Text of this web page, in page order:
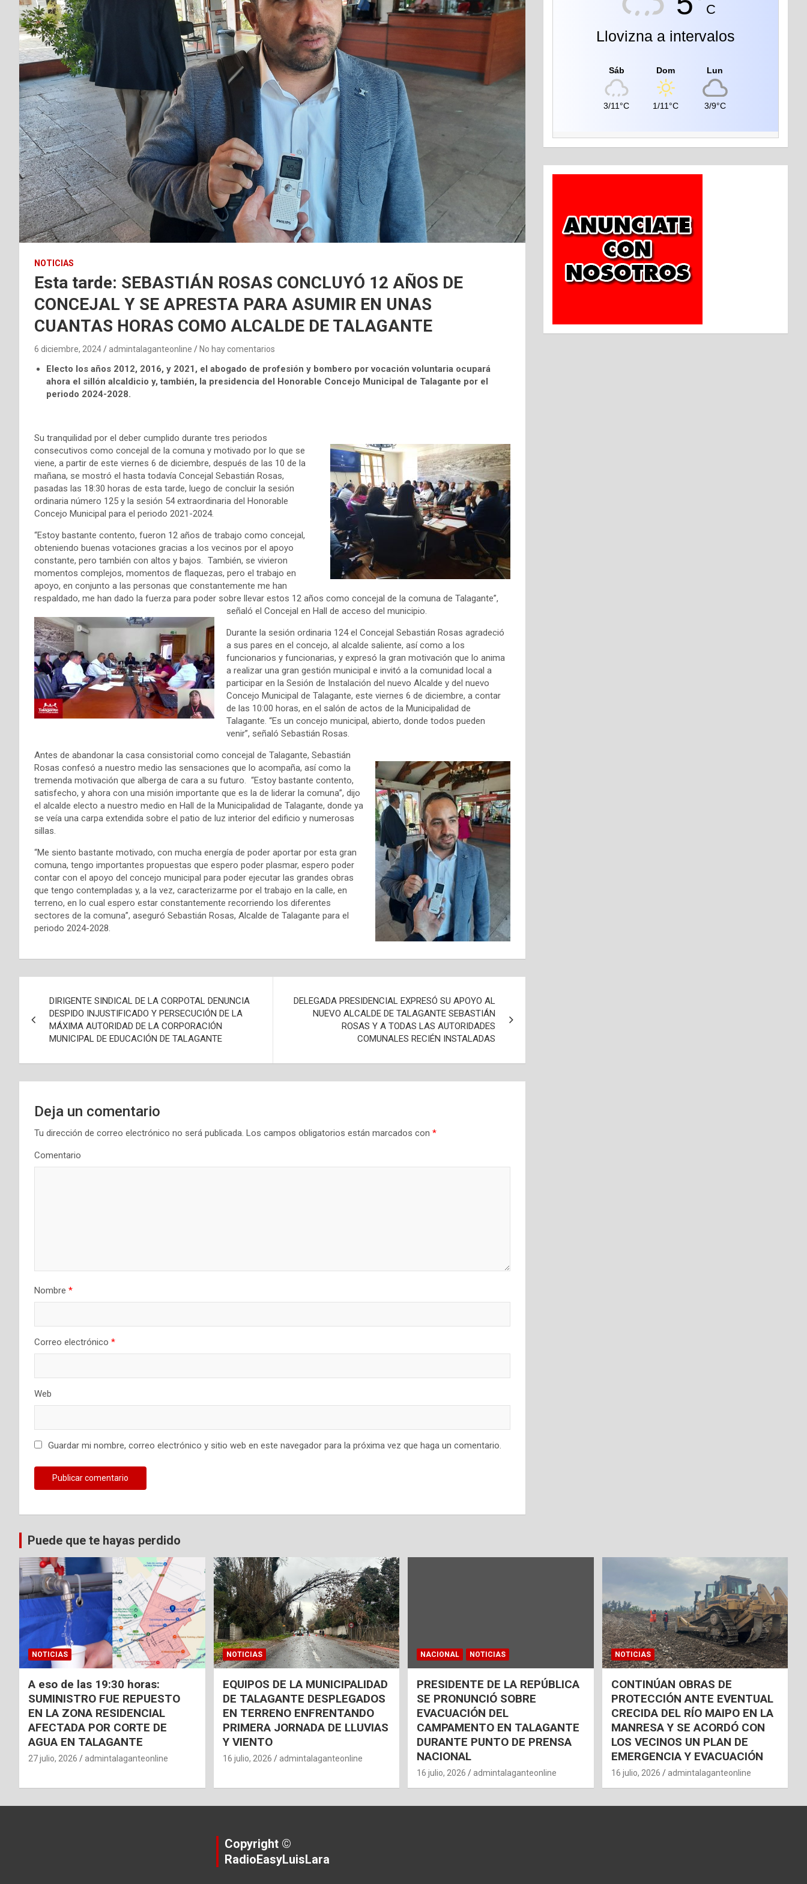
NOTICIAS
Esta tarde: SEBASTIÁN ROSAS CONCLUYÓ 12 AÑOS DE
CONCEJAL Y SE APRESTA PARA ASUMIR EN UNAS
CUANTAS HORAS COMO ALCALDE DE TALAGANTE
6 diciembre, 2024 admintalaganteonline No hay comentarios
Electo los años 2012, 2016, y 2021, el abogado de profesión y bombero por vocación voluntaria ocupará
ahora el sillón alcaldicio y, también, la presidencia del Honorable Concejo Municipal de Talagante por el
periodo 2024-2028.
Su tranquilidad por el deber cumplido durante tres periodos
consecutivos como concejal de la comuna y motivado por lo que se
viene, a partir de este viernes 6 de diciembre, después de las 10 de la
mañana, se mostró el hasta todavía Concejal Sebastián Rosas,
pasadas las 18:30 horas de esta tarde, luego de concluir la sesión
ordinaria número 125 y la sesión 54 extraordinaria del Honorable
Concejo Municipal para el periodo 2021-2024.
“Estoy bastante contento, fueron 12 años de trabajo como concejal,
obteniendo buenas votaciones gracias a los vecinos por el apoyo
constante, pero también con altos y bajos. También, se vivieron
momentos complejos, momentos de flaquezas, pero el trabajo en
apoyo, en conjunto a las personas que constantemente me han
respaldado, me han dado la fuerza para poder sobre llevar estos 12 años como concejal de la comuna de Talagante”,
señaló el Concejal en Hall de acceso del municipio.
Durante la sesión ordinaria 124 el Concejal Sebastián Rosas agradeció
a sus pares en el concejo, al alcalde saliente, así como a los
funcionarios y funcionarias, y expresó la gran motivación que lo anima
a realizar una gran gestión municipal e invitó a la comunidad local a
participar en la Sesión de Instalación del nuevo Alcalde y del nuevo
Concejo Municipal de Talagante, este viernes 6 de diciembre, a contar
de las 10:00 horas, en el salón de actos de la Municipalidad de
Talagante. “Es un concejo municipal, abierto, donde todos pueden
venir”, señaló Sebastián Rosas.
Antes de abandonar la casa consistorial como concejal de Talagante, Sebastián
Rosas confesó a nuestro medio las sensaciones que lo acompaña, así como la
tremenda motivación que alberga de cara a su futuro. “Estoy bastante contento,
satisfecho, y ahora con una misión importante que es la de liderar la comuna”, dijo
el alcalde electo a nuestro medio en Hall de la Municipalidad de Talagante, donde ya
se veía una carpa extendida sobre el patio de luz interior del edificio y numerosas
sillas.
“Me siento bastante motivado, con mucha energía de poder aportar por esta gran
comuna, tengo importantes propuestas que espero poder plasmar, espero poder
contar con el apoyo del concejo municipal para poder ejecutar las grandes obras
que tengo contempladas y, a la vez, caracterizarme por el trabajo en la calle, en
terreno, en lo cual espero estar constantemente recorriendo los diferentes
sectores de la comuna”, aseguró Sebastián Rosas, Alcalde de Talagante para el
periodo 2024-2028.
e
g
DIRIGENTE SINDICAL DE LA CORPOTAL DENUNCIA
DESPIDO INJUSTIFICADO Y PERSECUCIÓN DE LA
MÁXIMA AUTORIDAD DE LA CORPORACIÓN
MUNICIPAL DE EDUCACIÓN DE TALAGANTE
DELEGADA PRESIDENCIAL EXPRESÓ SU APOYO AL
NUEVO ALCALDE DE TALAGANTE SEBASTIÁN
ROSAS Y A TODAS LAS AUTORIDADES
COMUNALES RECIÉN INSTALADAS
Deja un comentario
Tu dirección de correo electrónico no será publicada. Los campos obligatorios están marcados con *
Comentario
Nombre *
Correo electrónico *
Web
Guardar mi nombre, correo electrónico y sitio web en este navegador para la próxima vez que haga un comentario.
C
Llovizna a intervalos
Sáb
3/11°C
Dom
1/11°C
Lun
3/9°C
Puede que te hayas perdido
NOTICIAS
A eso de las 19:30 horas:
SUMINISTRO FUE REPUESTO
EN LA ZONA RESIDENCIAL
AFECTADA POR CORTE DE
AGUA EN TALAGANTE
27 julio, 2026 admintalaganteonline
NOTICIAS
EQUIPOS DE LA MUNICIPALIDAD
DE TALAGANTE DESPLEGADOS
EN TERRENO ENFRENTANDO
PRIMERA JORNADA DE LLUVIAS
Y VIENTO
16 julio, 2026 admintalaganteonline
NACIONAL NOTICIAS
PRESIDENTE DE LA REPÚBLICA
SE PRONUNCIÓ SOBRE
EVACUACIÓN DEL
CAMPAMENTO EN TALAGANTE
DURANTE PUNTO DE PRENSA
NACIONAL
16 julio, 2026 admintalaganteonline
NOTICIAS
CONTINÚAN OBRAS DE
PROTECCIÓN ANTE EVENTUAL
CRECIDA DEL RÍO MAIPO EN LA
MANRESA Y SE ACORDÓ CON
LOS VECINOS UN PLAN DE
EMERGENCIA Y EVACUACIÓN
16 julio, 2026 admintalaganteonline
Copyright ©
RadioEasyLuisLara